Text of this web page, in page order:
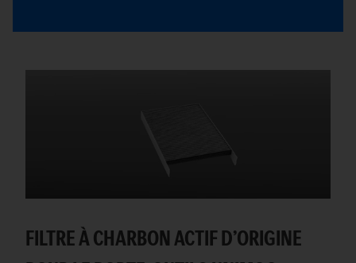
FILTRE À CHARBON ACTIF D’ORIGINE